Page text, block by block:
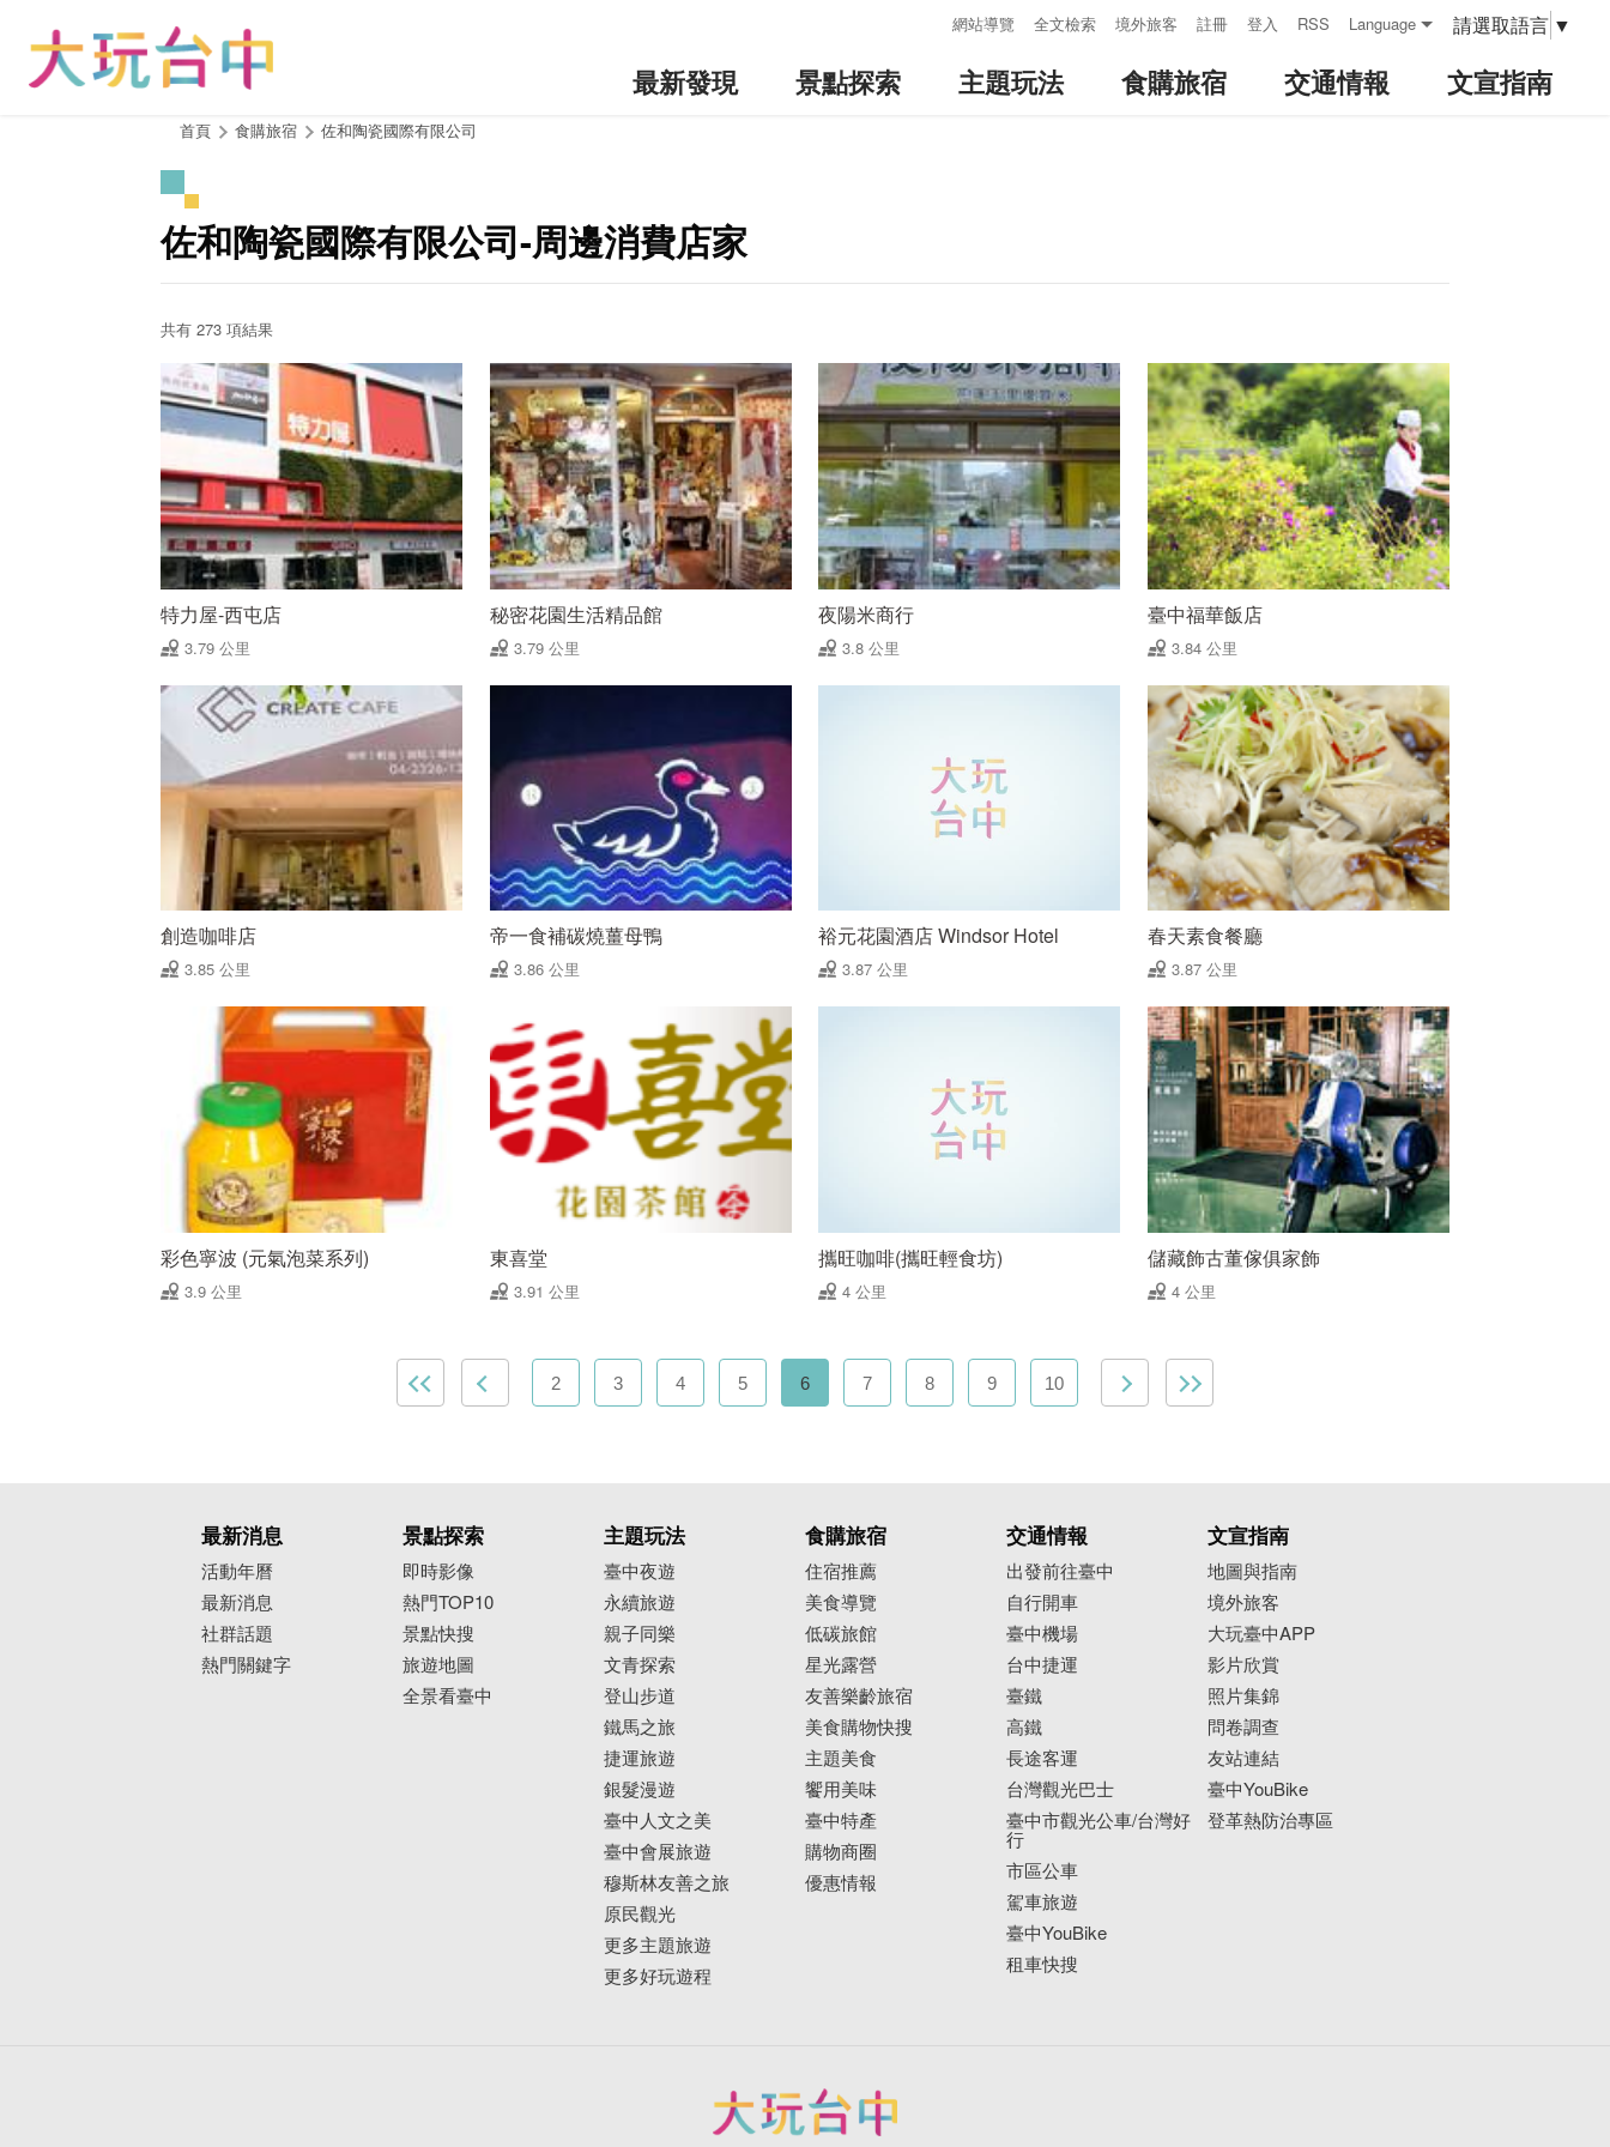
網站導覽 全文檢索 境外旅客 註冊 登入 RSS Language 請選取語言 ▼
最新發現 景點探索 主題玩法 食購旅宿 交通情報 文宣指南
首頁 食購旅宿 佐和陶瓷國際有限公司
佐和陶瓷國際有限公司-周邊消費店家
共有 273 項結果
特力屋-西屯店
3.79 公里
秘密花園生活精品館
3.79 公里
夜陽米商行
3.8 公里
臺中福華飯店
3.84 公里
創造咖啡店
3.85 公里
帝一食補碳燒薑母鴨
3.86 公里
裕元花園酒店 Windsor Hotel
3.87 公里
春天素食餐廳
3.87 公里
彩色寧波 (元氣泡菜系列)
3.9 公里
東喜堂
3.91 公里
攜旺咖啡(攜旺輕食坊)
4 公里
儲藏飾古董傢俱家飾
4 公里
2 3 4 5 6 7 8 9 10
最新消息
活動年曆
最新消息
社群話題
熱門關鍵字
景點探索
即時影像
熱門TOP10
景點快搜
旅遊地圖
全景看臺中
主題玩法
臺中夜遊
永續旅遊
親子同樂
文青探索
登山步道
鐵馬之旅
捷運旅遊
銀髮漫遊
臺中人文之美
臺中會展旅遊
穆斯林友善之旅
原民觀光
更多主題旅遊
更多好玩遊程
食購旅宿
住宿推薦
美食導覽
低碳旅館
星光露營
友善樂齡旅宿
美食購物快搜
主題美食
饗用美味
臺中特產
購物商圈
優惠情報
交通情報
出發前往臺中
自行開車
臺中機場
台中捷運
臺鐵
高鐵
長途客運
台灣觀光巴士
臺中市觀光公車/台灣好
行
市區公車
駕車旅遊
臺中YouBike
租車快搜
文宣指南
地圖與指南
境外旅客
大玩臺中APP
影片欣賞
照片集錦
問卷調查
友站連結
臺中YouBike
登革熱防治專區